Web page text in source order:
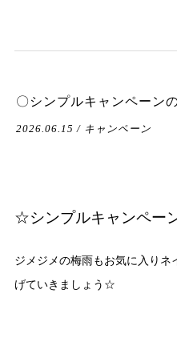
〇シンプルキャンペーン
2026.06.15 / キャンペーン
☆シンプルキャンペー
ジメジメの梅雨もお気に入り
げていきましょう☆